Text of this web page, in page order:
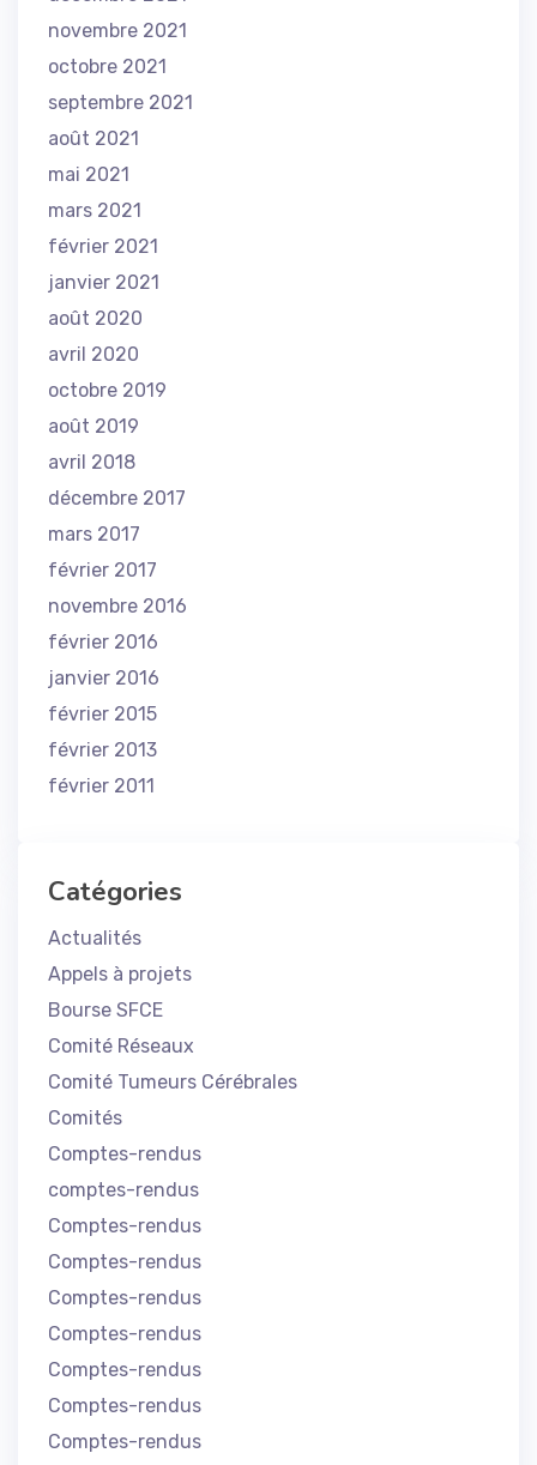
novembre 2021
octobre 2021
septembre 2021
août 2021
mai 2021
mars 2021
février 2021
janvier 2021
août 2020
avril 2020
octobre 2019
août 2019
avril 2018
décembre 2017
mars 2017
février 2017
novembre 2016
février 2016
janvier 2016
février 2015
février 2013
février 2011
Catégories
Actualités
Appels à projets
Bourse SFCE
Comité Réseaux
Comité Tumeurs Cérébrales
Comités
Comptes-rendus
comptes-rendus
Comptes-rendus
Comptes-rendus
Comptes-rendus
Comptes-rendus
Comptes-rendus
Comptes-rendus
Comptes-rendus